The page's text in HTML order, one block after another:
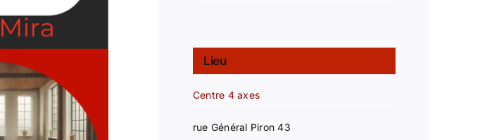
Lieu
Centre 4 axes
rue Général Piron 43